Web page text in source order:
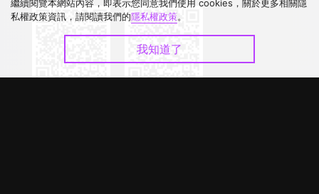
繼續閱覽本網站內容，即表示您同意我們使用 cookies，關於更多相關隱
私權政策資訊，請閱讀我們的隱私權政策。
我知道了